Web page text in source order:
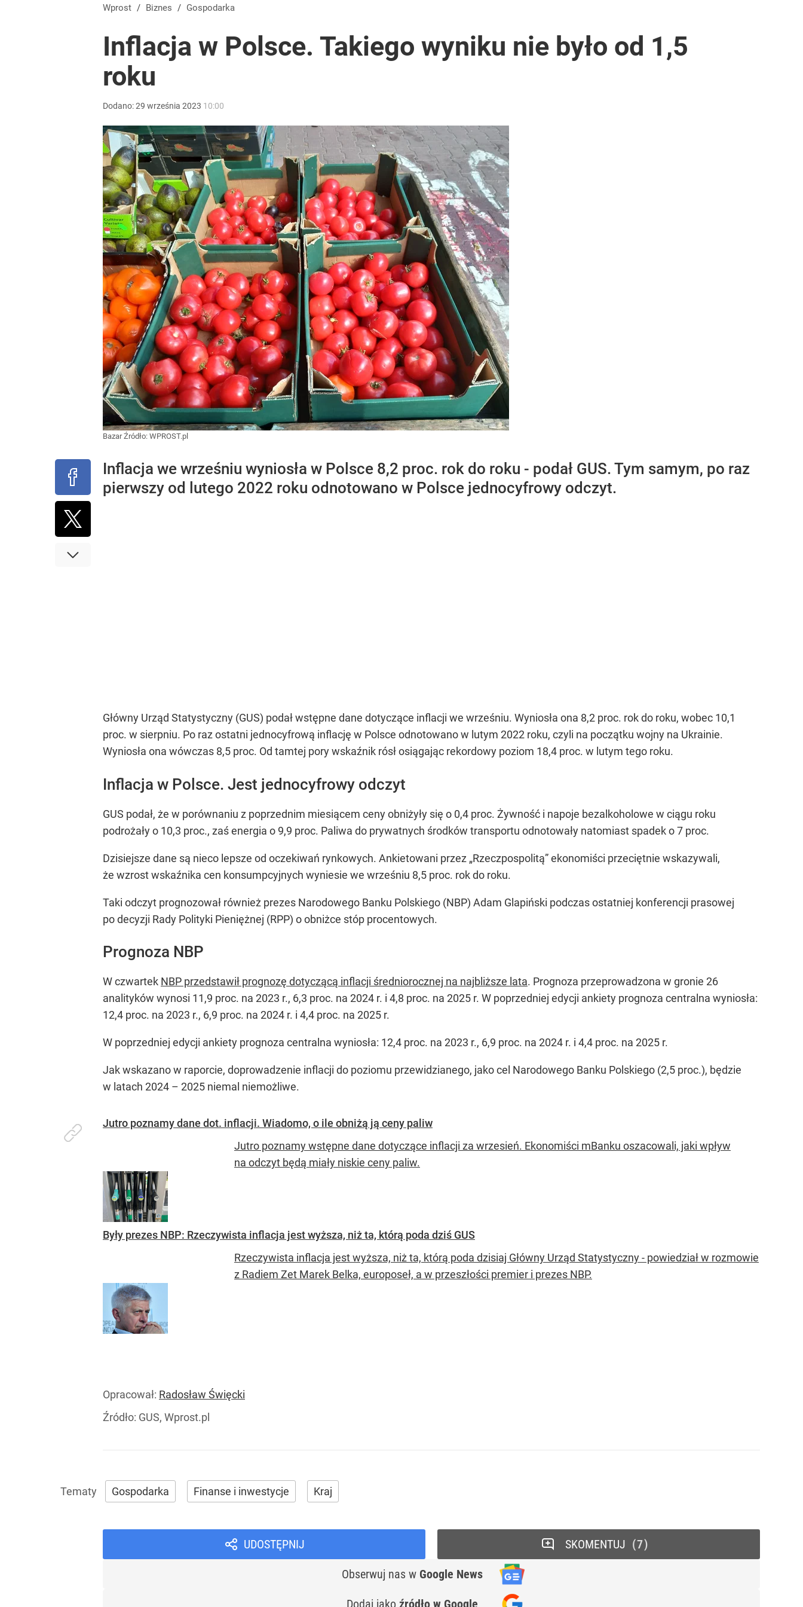
Wprost / Biznes / Gospodarka
Inflacja w Polsce. Takiego wyniku nie było od 1,5
roku
Dodano:29 września 2023 10:00
BazarŹródło: WPROST.pl
Inflacja we wrześniu wyniosła w Polsce 8,2 proc. rok do roku - podał GUS. Tym samym, po raz
pierwszy od lutego 2022 roku odnotowano w Polsce jednocyfrowy odczyt.
Główny Urząd Statystyczny (GUS) podał wstępne dane dotyczące inflacji we wrześniu. Wyniosła ona 8,2 proc. rok do roku, wobec 10,1
proc. w sierpniu. Po raz ostatni jednocyfrową inflację w Polsce odnotowano w lutym 2022 roku, czyli na początku wojny na Ukrainie.
Wyniosła ona wówczas 8,5 proc. Od tamtej pory wskaźnik rósł osiągając rekordowy poziom 18,4 proc. w lutym tego roku.
Inflacja w Polsce. Jest jednocyfrowy odczyt
GUS podał, że w porównaniu z poprzednim miesiącem ceny obniżyły się o 0,4 proc. Żywność i napoje bezalkoholowe w ciągu roku
podrożały o 10,3 proc., zaś energia o 9,9 proc. Paliwa do prywatnych środków transportu odnotowały natomiast spadek o 7 proc.
Dzisiejsze dane są nieco lepsze od oczekiwań rynkowych. Ankietowani przez „Rzeczpospolitą” ekonomiści przeciętnie wskazywali,
że wzrost wskaźnika cen konsumpcyjnych wyniesie we wrześniu 8,5 proc. rok do roku.
Taki odczyt prognozował również prezes Narodowego Banku Polskiego (NBP) Adam Glapiński podczas ostatniej konferencji prasowej
po decyzji Rady Polityki Pieniężnej (RPP) o obniżce stóp procentowych.
Prognoza NBP
W czwartek NBP przedstawił prognozę dotyczącą inflacji średniorocznej na najbliższe lata. Prognoza przeprowadzona w gronie 26
analityków wynosi 11,9 proc. na 2023 r., 6,3 proc. na 2024 r. i 4,8 proc. na 2025 r. W poprzedniej edycji ankiety prognoza centralna wyniosła:
12,4 proc. na 2023 r., 6,9 proc. na 2024 r. i 4,4 proc. na 2025 r.
W poprzedniej edycji ankiety prognoza centralna wyniosła: 12,4 proc. na 2023 r., 6,9 proc. na 2024 r. i 4,4 proc. na 2025 r.
Jak wskazano w raporcie, doprowadzenie inflacji do poziomu przewidzianego, jako cel Narodowego Banku Polskiego (2,5 proc.), będzie
w latach 2024 – 2025 niemal niemożliwe.
Jutro poznamy dane dot. inflacji. Wiadomo, o ile obniżą ją ceny paliw
Jutro poznamy wstępne dane dotyczące inflacji za wrzesień. Ekonomiści mBanku oszacowali, jaki wpływ
na odczyt będą miały niskie ceny paliw.
Były prezes NBP: Rzeczywista inflacja jest wyższa, niż ta, którą poda dziś GUS
Rzeczywista inflacja jest wyższa, niż ta, którą poda dzisiaj Główny Urząd Statystyczny - powiedział w rozmowie
z Radiem Zet Marek Belka, europoseł, a w przeszłości premier i prezes NBP.
Opracował: Radosław Święcki
Źródło: GUS, Wprost.pl
Gospodarka Finanse i inwestycje Kraj
UDOSTĘPNIJ
Obserwuj nas w Google News
Dodaj jako źródło w Google
SKOMENTUJ 7